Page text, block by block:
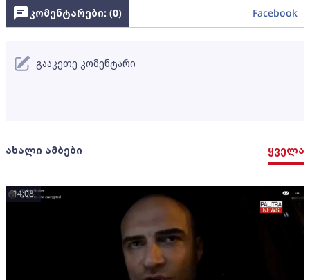
ახალი ამბები ყველა
14:08
კომენტარები: (0) Facebook
გააკეთე კომენტარი